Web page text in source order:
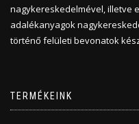
nagykereskedelmével, illetve
adalékanyagok
történő felületi bevonatok
TERMÉKEINK